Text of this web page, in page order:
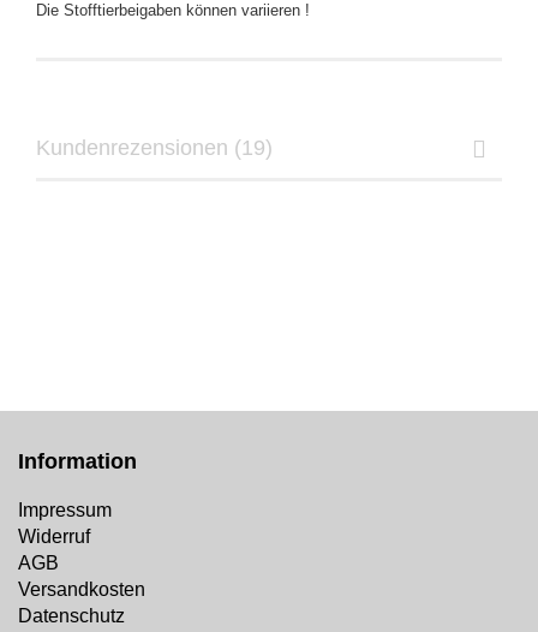
Die Stofftierbeigaben können variieren !
Kundenrezensionen (19)
Information
Impressum
Widerruf
AGB
Versandkosten
Datenschutz